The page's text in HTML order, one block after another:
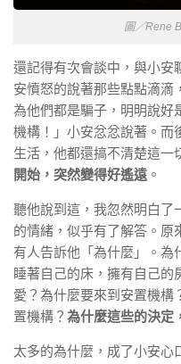
圖／Rene
還記得有次會談中，與小安
安憤怒的說著那些點點滴滴
為他們都是騙子，明明說好
機構！」小安忿忿說著。而
生活，他都還搞不清楚這一
開始，突然變得好遙遠 。
聽他說到這，我忽然明白了
的情緒，似乎有了解答。原
有人告訴他「為什麼」。為
睡著自己的床，擁有自己的
愛？為什麼要來到安置機構
置機構？ 為什麼這些的決定
太多的為什麼，成了小安心